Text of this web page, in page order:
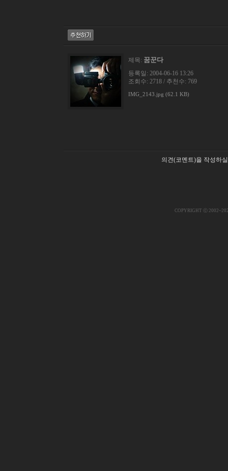
제목: 꿈꾼다
등록일: 2004-06-16 13:26
조회수: 2718 / 추천수: 769
IMG_2143.jpg (62.1 KB)
의견(코멘트)을 작성하
COPYRIGHT ⓒ